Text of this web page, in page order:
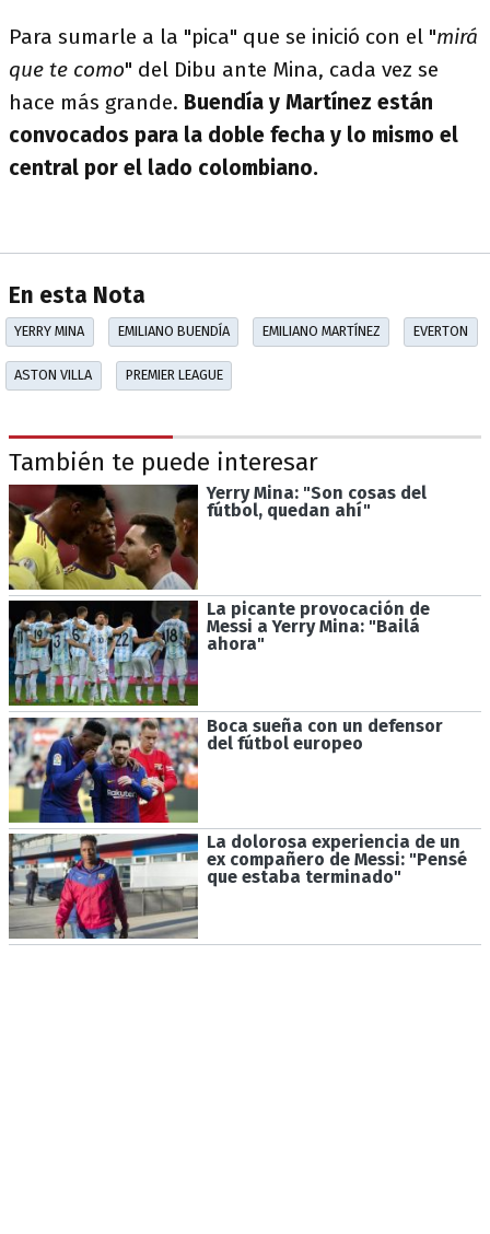
Para sumarle a la "pica" que se inició con el "mirá
que te como" del Dibu ante Mina, cada vez se
hace más grande. Buendía y Martínez están
convocados para la doble fecha y lo mismo el
central por el lado colombiano.
En esta Nota
YERRY MINA EMILIANO BUENDÍA EMILIANO MARTÍNEZ EVERTON
ASTON VILLA PREMIER LEAGUE
También te puede interesar
Yerry Mina: "Son cosas del
fútbol, quedan ahí"
La picante provocación de
Messi a Yerry Mina: "Bailá
ahora"
Boca sueña con un defensor
del fútbol europeo
La dolorosa experiencia de un
ex compañero de Messi: "Pensé
que estaba terminado"